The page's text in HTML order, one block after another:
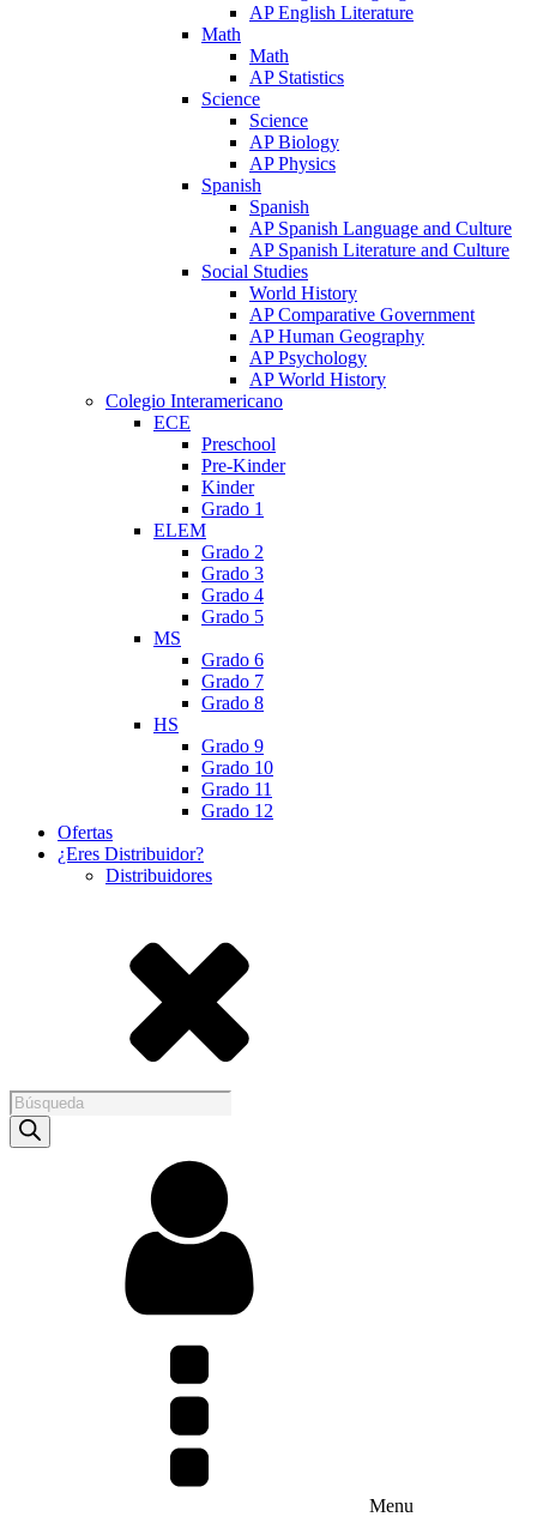
AP English Literature
Math
Math
AP Statistics
Science
Science
AP Biology
AP Physics
Spanish
Spanish
AP Spanish Language and Culture
AP Spanish Literature and Culture
Social Studies
World History
AP Comparative Government
AP Human Geography
AP Psychology
AP World History
Colegio Interamericano
ECE
Preschool
Pre-Kinder
Kinder
Grado 1
ELEM
Grado 2
Grado 3
Grado 4
Grado 5
MS
Grado 6
Grado 7
Grado 8
HS
Grado 9
Grado 10
Grado 11
Grado 12
Ofertas
¿Eres Distribuidor?
Distribuidores
Products
search
Menu